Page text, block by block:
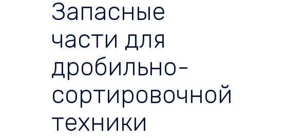
Запасные
части для
дробильно-
сортировочной
техники